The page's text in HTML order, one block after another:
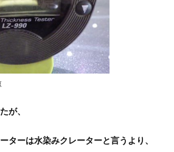
が、
ターは水染みクレーターと言うより、